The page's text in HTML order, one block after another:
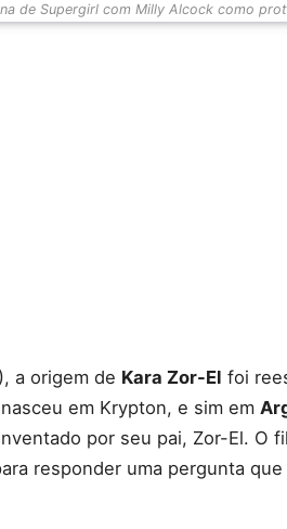
de Supergirl com Milly Alcock como
a origem de Kara Zor-El foi
em Krypton, e sim em
por seu pai, Zor-El. O
responder uma pergunta